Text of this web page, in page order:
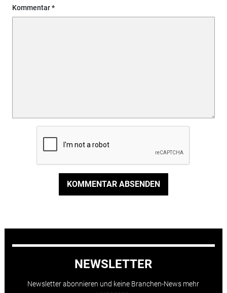
Kommentar
KOMMENTAR ABSENDEN
NEWSLETTER
Newsletter abonnieren und keine Branchen-News mehr